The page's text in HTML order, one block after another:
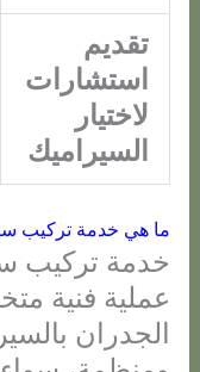
تقديم
استشارات
لاختيار
السيراميك
ما هي خدمة تركيب
خدمة تركيب
عملية فنية
الجدران